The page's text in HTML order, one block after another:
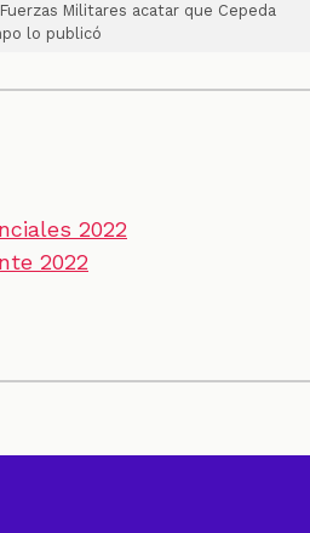
Militares acatar que Cepeda
lo publicó
2022
2022